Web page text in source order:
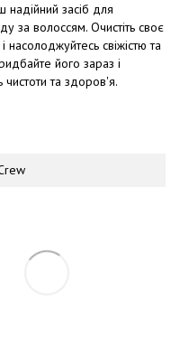
надійний засіб для
за волоссям. Очистіть своє
свіжістю та
його зараз і
та здоров'я.